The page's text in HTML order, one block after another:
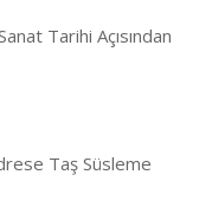
Tarihi Açısından
Taş Süsleme